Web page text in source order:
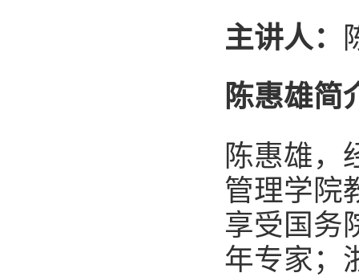
主讲人：
陈惠雄简
陈惠雄，
管理学院
享受国务
年专家；